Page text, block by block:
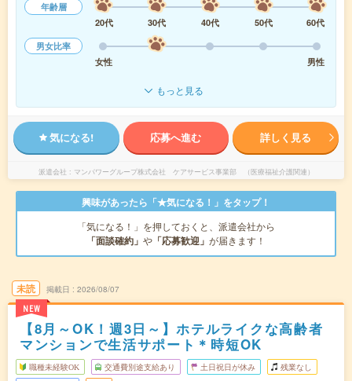
年齢層
20代
30代 40代 50代
60代
男女比率
女性
男性
もっと見る
気になる! 応募へ進む 詳しく見る
派遣会社 マンパワーグループ株式会社 ケアサービス事業部 （医療福祉介護関連）
興味があったら「★気になる！」をタップ！
「気になる！」を押しておくと、派遣会社から
「面談確約」 や 「応募歓迎」 が届きます！
未読
NEW
掲載日 2026/08/07
【8月～OK！週3日～】ホテルライクな高齢者
マンションで生活サポート＊時短OK
職種未経験OK 交通費別途支給あり 土日祝日が休み 残業なし